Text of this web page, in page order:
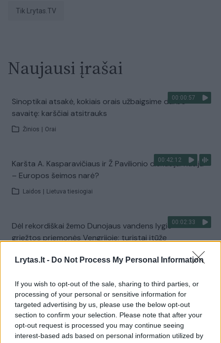
Lrytas.lt - Do Not Process My Personal Information
If you wish to opt-out of the sale, sharing to third parties, or
processing of your personal or sensitive information for
targeted advertising by us, please use the below opt-out
section to confirm your selection. Please note that after your
opt-out request is processed you may continue seeing
interest-based ads based on personal information utilized by
tik Lrytas.TV
Naujausi įrašai
00:00:57
Sinoptikai atsakė, kokiais orais užbaigsime darbo
savaitę: karščiai atsitrauks
Žinios Orai
00:42:12
Karšta A. Kasparavičiaus ir Ž Pavilionio diskusija: Rusija
– Europos šeimos narė?
Laidos Lietuva tiesiogiai
00:02:33
Dėl rekordiškai žemo Dunojaus vandens lygio –
griežtos priemonės Vengrijoje: turistai įtūžę
00:04:00
Kuprines pasvėrę specialistai įspėja apie pavojingą
įprotį: tą daro daugiau nei pusė pradinukų
Žinios | Lietuvos diena